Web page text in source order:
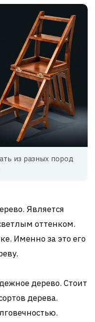
из разных пород
Является
оттенком.
Именно за это его
дерево. Стоит
дерева.